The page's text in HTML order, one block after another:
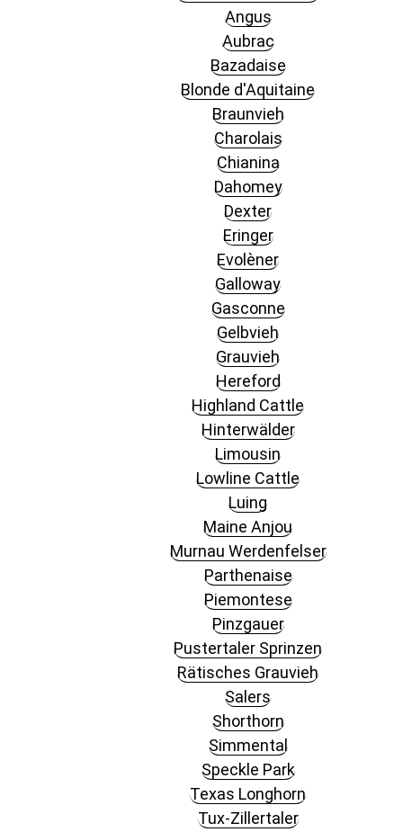
Angus
Aubrac
Bazadaise
Blonde d'Aquitaine
Braunvieh
Charolais
Chianina
Dahomey
Dexter
Eringer
Evolèner
Galloway
Gasconne
Gelbvieh
Grauvieh
Hereford
Highland Cattle
Hinterwälder
Limousin
Lowline Cattle
Luing
Maine Anjou
Murnau Werdenfelser
Parthenaise
Piemontese
Pinzgauer
Pustertaler Sprinzen
Rätisches Grauvieh
Salers
Shorthorn
Simmental
Speckle Park
Texas Longhorn
Tux-Zillertaler